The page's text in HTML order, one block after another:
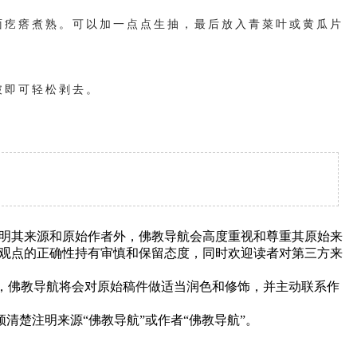
煮熟。可以加一点点生抽，最后放入青菜叶或黄瓜片
可轻松剥去。
其来源和原始作者外，佛教导航会高度重视和尊重其原始来
点的正确性持有审慎和保留态度，同时欢迎读者对第三方来
教导航将会对原始稿件做适当润色和修饰，并主动联系作
楚注明来源“佛教导航”或作者“佛教导航”。